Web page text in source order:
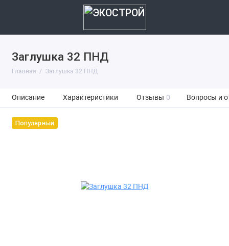
Заглушка 32 ПНД
Главная Заглушка 32 ПНД
Описание Характеристики Отзывы 0 Вопросы и
Популярный